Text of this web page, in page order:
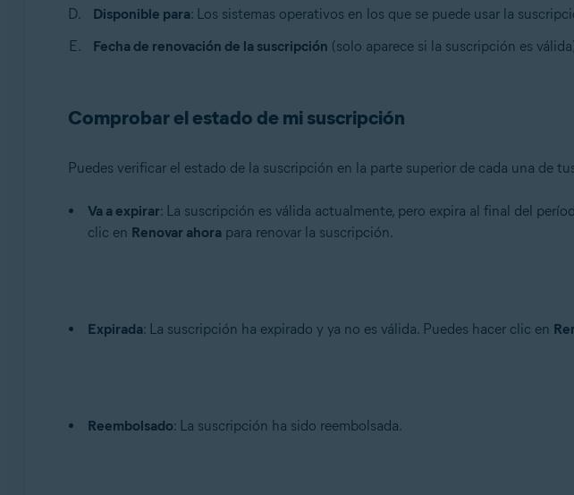
Disponible para: Los sistemas operativos en los que se puede usar la
Fecha de renovación de la suscripción (solo aparece si la suscripción es
Comprobar el estado de mi suscripción
Puedes verificar el estado de la suscripción en la parte superior de cada una de
Va a expirar: La suscripción es válida actualmente, pero expira al final del
clic en Renovar ahorapara renovar la suscripción.
Expirada: La suscripción ha expirado y ya no es válida. Puedes hacer clic en
Reembolsado: La suscripción ha sido reembolsada.